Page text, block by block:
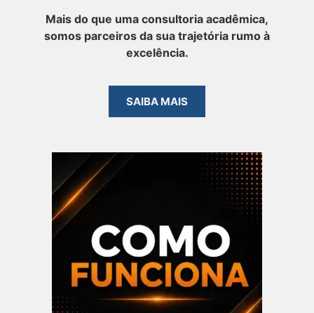
Mais do que uma consultoria acadêmica,
somos parceiros da sua trajetória rumo à
excelência.
SAIBA MAIS